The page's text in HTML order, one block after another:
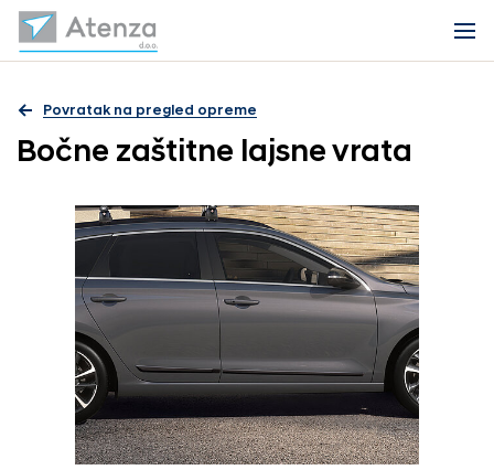
Povratak na pregled opreme
Bočne zaštitne lajsne vrata